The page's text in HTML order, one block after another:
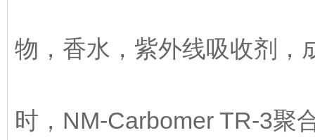
物，香水，紫外线吸收剂，
时，NM-Carbomer TR-3聚